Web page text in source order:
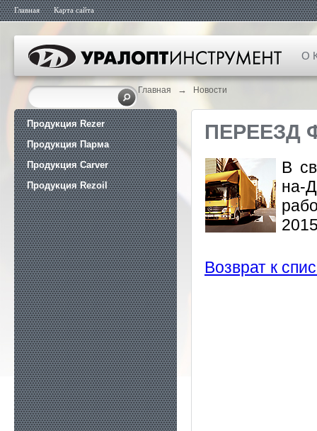
Главная Карта сайта
О
Главная → Новости
Продукция Rezer
Продукция Парма
Продукция Carver
Продукция Rezoil
ПЕРЕЕЗД
В
на-
Возврат к